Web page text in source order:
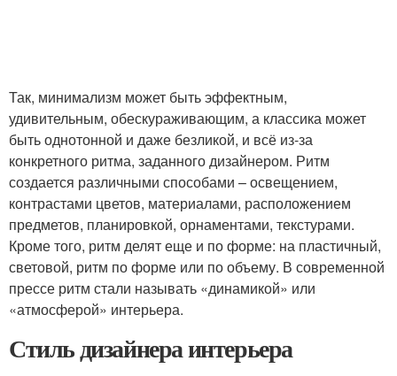
Так, минимализм может быть эффектным,
удивительным, обескураживающим, а классика может
быть однотонной и даже безликой, и всё из-за
конкретного ритма, заданного дизайнером. Ритм
создается различными способами – освещением,
контрастами цветов, материалами, расположением
предметов, планировкой, орнаментами, текстурами.
Кроме того, ритм делят еще и по форме: на пластичный,
световой, ритм по форме или по объему. В современной
прессе ритм стали называть «динамикой» или
«атмосферой» интерьера.
Стиль дизайнера интерьера